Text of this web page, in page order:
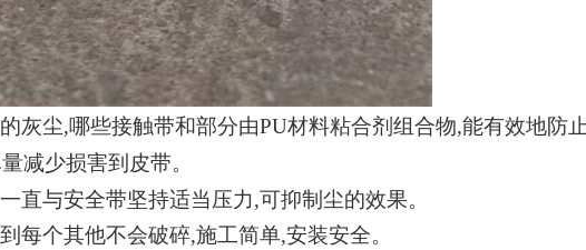
灰尘,哪些接触带和部分由PU材料粘合剂组合物,能有效地防
减少损害到皮带。
直与安全带坚持适当压力,可抑制尘的效果。
每个其他不会破碎,施工简单,安装安全。